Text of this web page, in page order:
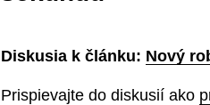
Diskusia k článku: Nový
Prispievajte do diskusií ako